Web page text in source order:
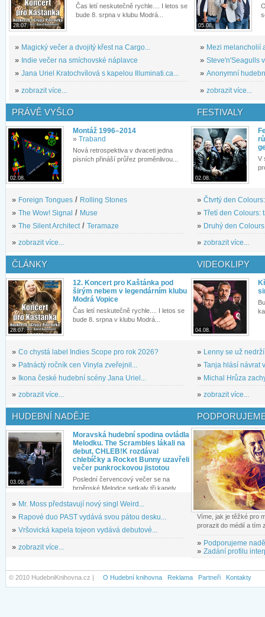
28.07.
Čas letí neskutečně rychle.... I letos se
bude 8. srpna v klubu Modrá...
» Magický večer a dvojitý křest na Cargo...
» Indie večer na smíchovské náplavce
» Jana Uriel Kratochvílová s kapelou Illuminati.ca...
» zobrazit více...
05.08.
» Mezi melancholií
» Steve'n'Seagulls
» Anonymní
» zobrazit více...
PRÁVĚ VYŠLO
02.08.
Montáž 1996–2014
» Traband
Nová retrospektiva v dvaceti jedna
písních přináší průřez proměnlivou...
» Foreign Tongues / Rolling Stones
» The Wow! Signal / Muse
» The Silent Architect / Teramaze
» zobrazit více...
FESTIVALY
02.08.
V
» Čtvrtý den
» Třetí den Colours:
» Druhý den
» zobrazit více...
ČLÁNKY
28.07.
12. Koncert pro Kaštánka pod
širým nebem v legendárním klubu
Modrá Vopice
Čas letí neskutečně rychle.... I letos se
bude 8. srpna v klubu Modrá...
» Co chystá label Indies Scope pro rok 2026?
» Patnáctý ročník cen Vinyla zveřejnil...
»
Ikona české hudební scény Jana Uriel...
» zobrazit více...
VIDEOKLIPY
04.08.
» Lenny se už
» Tanja hlásí návrat
» Michal Hrůza
» zobrazit více...
HUDEBNÍ NADĚJE
03.08.
Moravská hudební spodina ovládla
Melodku. The Scrambles lákali na
debut, CHLEB!K rozdával
chlebíčky a Rocket Bunny uzavřeli
večer punkrockovou jistotou
Poslední červencový večer se na
brněnské Melodce setkaly tři kapely...
» Mr. Moss představují nový singl Weird...
» Rapové duo PAST vydává svou pátou desku...
» Vršovická kapela tojeon vydává debutové...
» zobrazit více...
Víme, jak je těžké pro
prorazit do médií a tím
» Podporujeme
» Zadání profilu
© 2010 HudebniKnihovna.cz | O Hudební knihovna Reklama Partneři Kontakty